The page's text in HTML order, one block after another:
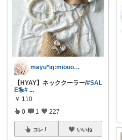
mayu*ig:miouor_home
【HYAY】ネッククーラー/#SAL
E🎠# ...
￥ 110
0 1 227
コレ いいね